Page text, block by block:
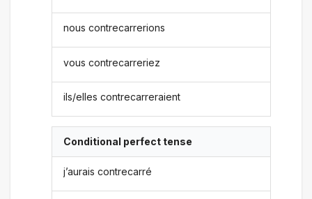
nous contrecarrerions
vous contrecarreriez
ils/elles contrecarreraient
Conditional perfect tense
j’aurais contrecarré